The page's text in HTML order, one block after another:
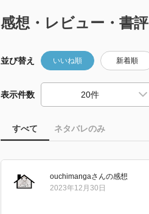
感想・レビュー・書評
並び替え いいね順 新着順
表示件数
すべて ネタバレのみ
ouchimangaさんの感想
2023年12月30日